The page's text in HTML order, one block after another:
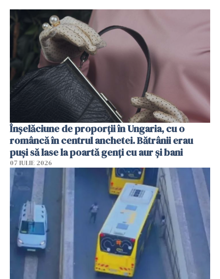
Înșelăciune de proporții în Ungaria, cu o
româncă în centrul anchetei. Bătrânii erau
puși să lase la poartă genți cu aur și bani
07 IULIE 2026